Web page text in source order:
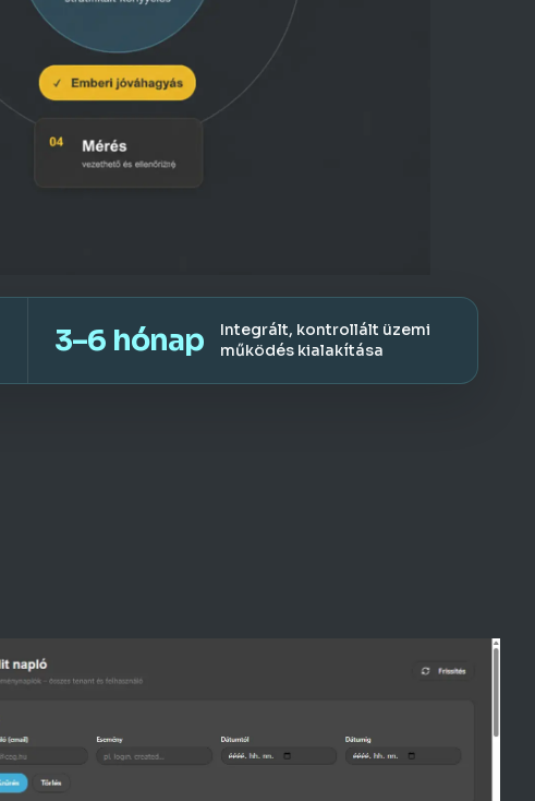
3–6 hónap
Integrált, kontrollált üzemi
működés kialakítása